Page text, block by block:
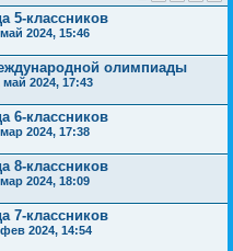
5-классников
2024, 15:46
олимпиады
2024, 17:43
6-классников
2024, 17:38
8-классников
2024, 18:09
7-классников
2024, 14:54